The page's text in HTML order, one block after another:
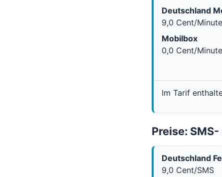
Deutschland
9,0 Cent/Minute
Mobilbox
0,0 Cent/Minute
Im Tarif
Preise:
Deutschland
9,0 Cent/SMS